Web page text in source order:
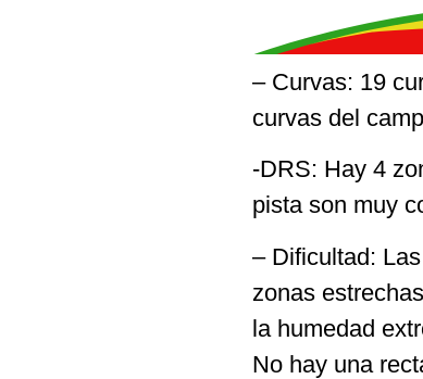
– Curvas: 19
curvas del
-DRS: Hay 4
pista son muy
– Dificultad:
zonas
la humedad
No hay una